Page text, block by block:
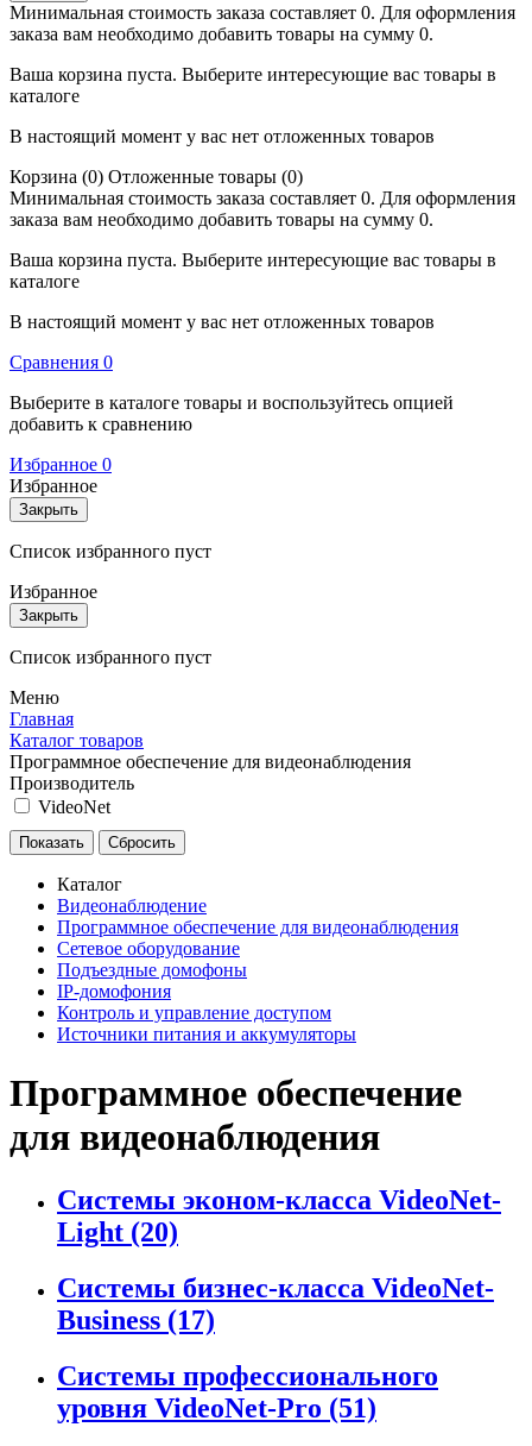
Минимальная стоимость заказа составляет 0. Для оформления
заказа вам необходимо добавить товары на сумму 0.
Ваша корзина пуста. Выберите интересующие вас товары в
каталоге
В настоящий момент у вас нет отложенных товаров
Корзина (0) Отложенные товары (0)
Минимальная стоимость заказа составляет 0. Для оформления
заказа вам необходимо добавить товары на сумму 0.
Ваша корзина пуста. Выберите интересующие вас товары в
каталоге
В настоящий момент у вас нет отложенных товаров
Cравнения 0
Выберите в каталоге товары и воспользуйтесь опцией
добавить к сравнению
Избранное 0
Избранное
Закрыть
Список избранного пуст
Избранное
Закрыть
Список избранного пуст
Меню
Главная
Каталог товаров
Программное обеспечение для видеонаблюдения
Производитель
VideoNet
Каталог
Видеонаблюдение
Программное обеспечение для видеонаблюдения
Сетевое оборудование
Подъездные домофоны
IP-домофония
Контроль и управление доступом
Источники питания и аккумуляторы
Программное обеспечение
для видеонаблюдения
Системы эконом-класса VideoNet-
Light (20)
Системы бизнес-класса VideoNet-
Business (17)
Системы профессионального
уровня VideoNet-Pro (51)